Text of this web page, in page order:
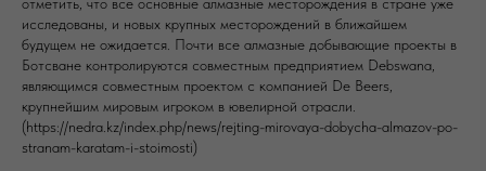
исследованы, и новых крупных месторождений в ближайшем
будущем не ожидается. Почти все алмазные добывающие проекты в
Ботсване контролируются совместным предприятием Debswana,
являющимся совместным проектом с компанией De Beers,
крупнейшим мировым игроком в ювелирной отрасли.
(https://nedra.kz/index.php/news/rejting-mirovaya-dobycha-almazov-po-
stranam-karatam-i-stoimosti)